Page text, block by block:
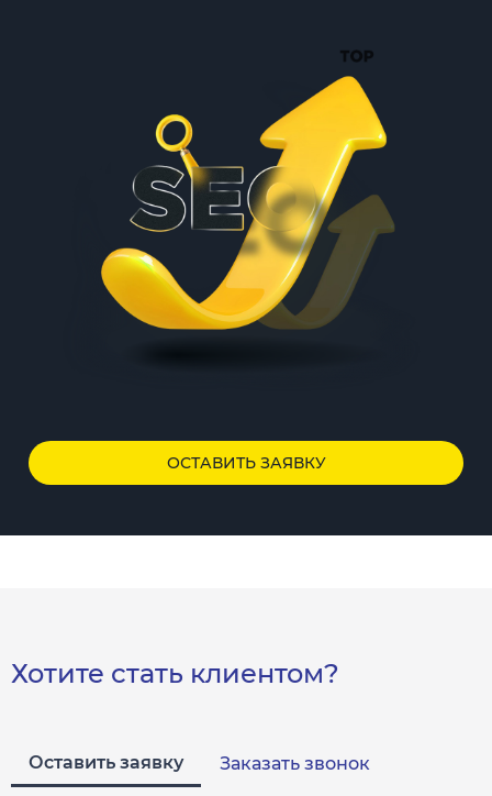
ОСТАВИТЬ ЗАЯВКУ
Хотите стать клиентом?
Оставить заявку Заказать звонок